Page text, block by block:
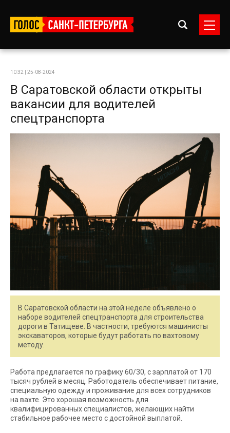
10:32 | 25-08-2024
В Саратовской области открыты
вакансии для водителей
спецтранспорта
В Саратовской области на этой неделе объявлено о
наборе водителей спецтранспорта для строительства
дороги в Татищеве. В частности, требуются машинисты
экскаваторов, которые будут работать по вахтовому
методу.
Работа предлагается по графику 60/30, с зарплатой от 170
тысяч рублей в месяц. Работодатель обеспечивает питание,
специальную одежду и проживание для всех сотрудников
на вахте. Это хорошая возможность для
квалифицированных специалистов, желающих найти
стабильное рабочее место с достойной выплатой.